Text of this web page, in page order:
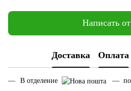
Написать
Доставка Оплата
В отделение
— по